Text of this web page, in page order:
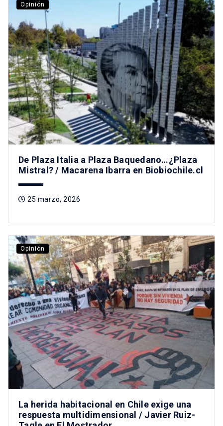
Opinión
De Plaza Italia a Plaza Baquedano…¿Plaza
Mistral? / Macarena Ibarra en Biobiochile.cl
25 marzo, 2026
Opinión
La herida habitacional en Chile exige una
respuesta multidimensional / Javier Ruiz-